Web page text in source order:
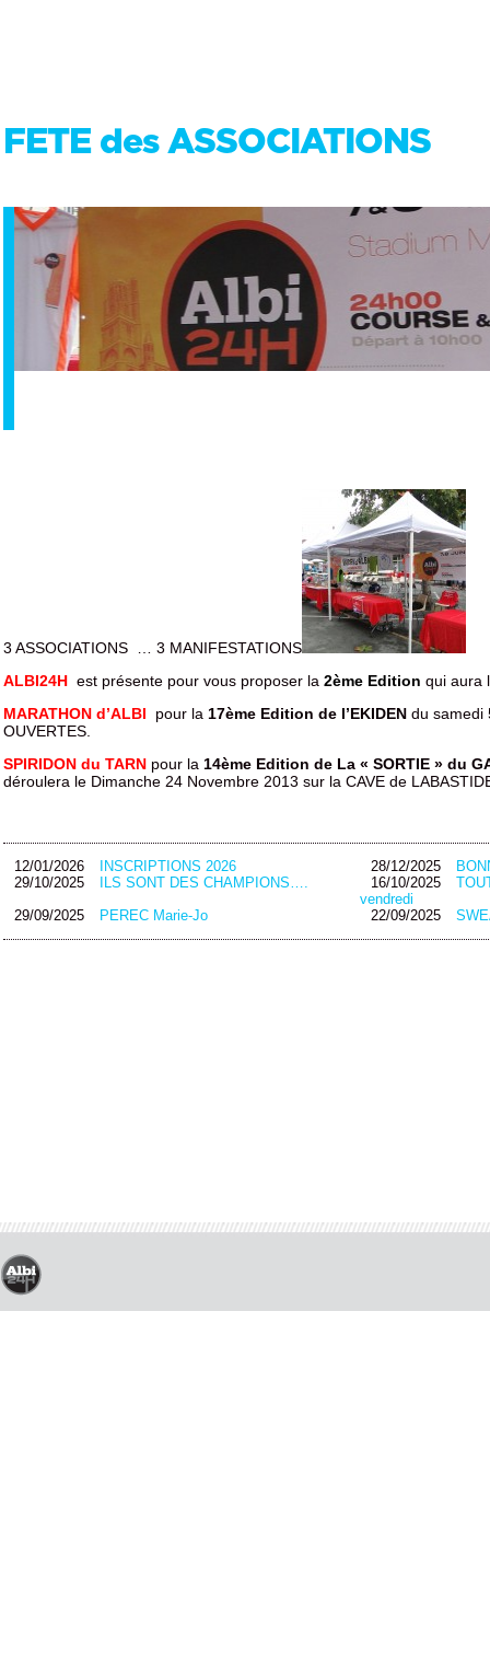
FETE des ASSOCIATIONS
3 ASSOCIATIONS … 3 MANIFESTATIONS
ALBI24H est présente pour vous proposer la 2ème Edition qui aura
MARATHON d’ALBI pour la 17ème Edition de l’EKIDEN du samedi
OUVERTES.
SPIRIDON du TARN pour la 14ème Edition de La « SORTIE » du
déroulera le Dimanche 24 Novembre 2013 sur la CAVE de
12/01/2026 INSCRIPTIONS 2026 28/12/2025
29/10/2025
ILS SONT DES CHAMPIONS…. 16/10/2025
vendredi
29/09/2025
PEREC Marie-Jo 22/09/2025